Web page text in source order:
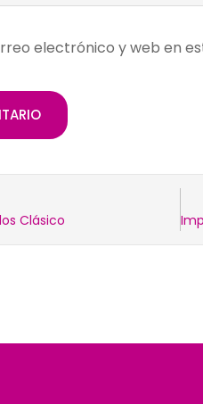
electrónico y web en
Clásico